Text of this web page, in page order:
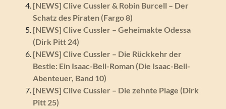
[NEWS] Clive Cussler & Robin Burcell – Der
Schatz des Piraten (Fargo 8)
[NEWS] Clive Cussler – Geheimakte Odessa
(Dirk Pitt 24)
[NEWS] Clive Cussler – Die Rückkehr der
Bestie: Ein Isaac-Bell-Roman (Die Isaac-Bell-
Abenteuer, Band 10)
[NEWS] Clive Cussler – Die zehnte Plage (Dirk
Pitt 25)